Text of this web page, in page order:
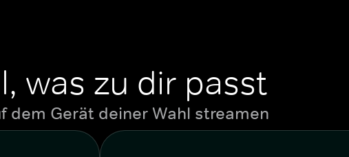
was zu dir passt
dem Gerät deiner Wahl streamen